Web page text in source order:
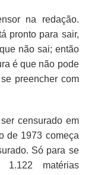
na redação.
pronto para sair,
não sai; então
é que não pode
preencher com
censurado em
de 1973 começa
Só para se
matérias